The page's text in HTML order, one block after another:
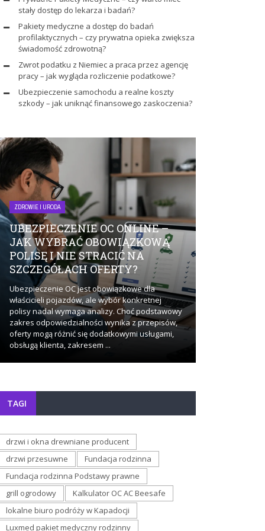
stały dostęp do lekarza i badań?
Pakiety medyczne a dostęp do badań
profilaktycznych – czy prywatna opieka zwiększa
świadomość zdrowotną?
Zwrot podatku z Niemiec a praca przez agencję
pracy – jak wygląda rozliczenie podatkowe?
Ubezpieczenie samochodu a realne koszty
szkody – jak uniknąć finansowego zaskoczenia?
ZDROWIE I URODA
UBEZPIECZENIE OC ONLINE –
JAK WYBRAĆ OBOWIĄZKOWĄ
POLISĘ I NIE STRACIĆ NA
SZCZEGÓŁACH OFERTY?
Ubezpieczenie OC jest obowiązkowe dla
właścicieli pojazdów, ale wybór konkretnej
polisy nadal wymaga analizy. Choć podstawowy
zakres odpowiedzialności wynika z przepisów,
oferty mogą różnić się dodatkowymi usługami,
obsługą klienta, zakresem ...
TAGI
drzwi i okna drewniane producent
drzwi przesuwne
Fundacja rodzinna
Fundacja rodzinna Podstawy prawne
grill ogrodowy
Kalkulator OC AC Beesafe
lokalne biuro podróży w Kapadocji
Luxmed pakiet medyczny rodzinny